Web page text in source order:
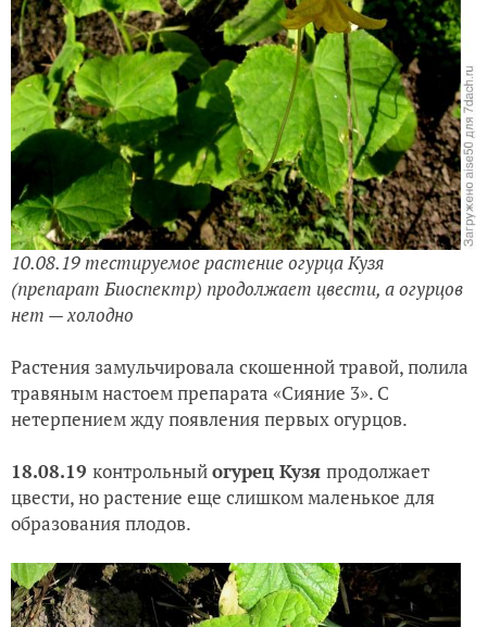
10.08.19тестируемое растение огурца Кузя
(препарат Биоспектр) продолжает цвести, а огурцов
нет — холодно
Растения замульчировала скошенной травой, полила
травяным настоем препарата «Сияние 3». С
нетерпением жду появления первых огурцов.
18.08.19 контрольныйогурец Кузя продолжает
цвести, но растение еще слишком маленькое для
образования плодов.